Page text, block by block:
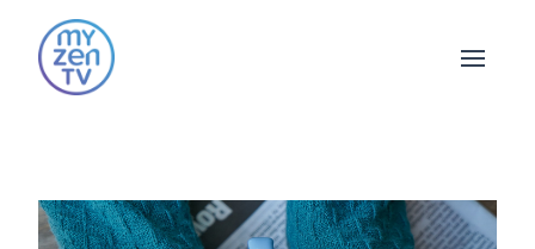
Open